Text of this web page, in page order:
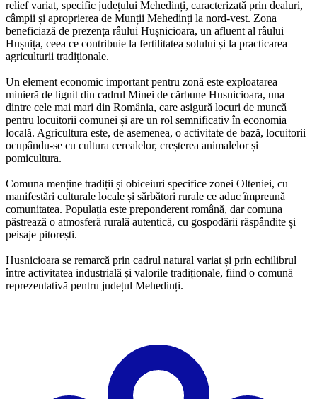
relief variat, specific județului Mehedinți, caracterizată prin dealuri,
câmpii și aproprierea de Munții Mehedinți la nord-vest. Zona
beneficiază de prezența râului Hușnicioara, un afluent al râului
Hușnița, ceea ce contribuie la fertilitatea solului și la practicarea
agriculturii tradiționale.
Un element economic important pentru zonă este exploatarea
minieră de lignit din cadrul Minei de cărbune Husnicioara, una
dintre cele mai mari din România, care asigură locuri de muncă
pentru locuitorii comunei și are un rol semnificativ în economia
locală. Agricultura este, de asemenea, o activitate de bază, locuitorii
ocupându-se cu cultura cerealelor, creșterea animalelor și
pomicultura.
Comuna menține tradiții și obiceiuri specifice zonei Olteniei, cu
manifestări culturale locale și sărbători rurale ce aduc împreună
comunitatea. Populația este preponderent română, dar comuna
păstrează o atmosferă rurală autentică, cu gospodării răspândite și
peisaje pitorești.
Husnicioara se remarcă prin cadrul natural variat și prin echilibrul
între activitatea industrială și valorile tradiționale, fiind o comună
reprezentativă pentru județul Mehedinți.